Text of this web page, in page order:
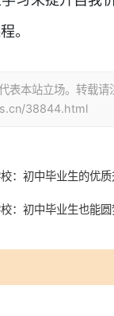
。
表本站立场。转载请
38844.html
：初中毕业生的优
：初中毕业生也能